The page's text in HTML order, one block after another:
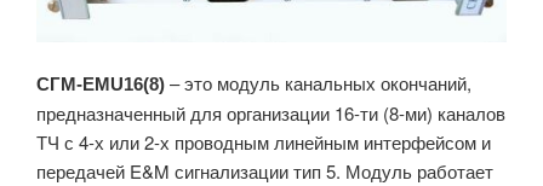
СГМ-EMU16(8) – это модуль канальных окончаний,
предназначенный для организации 16-ти (8-ми) каналов
ТЧ с 4-х или 2-х проводным линейным интерфейсом и
передачей E&M сигнализации тип 5. Модуль работает